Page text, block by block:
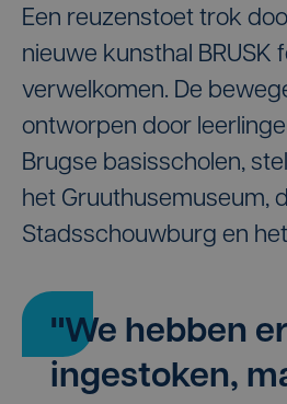
Een reuzenstoet trok
nieuwe kunsthal BRUSK
verwelkomen. De
ontworpen door
Brugse basisscholen,
het Gruuthusemuseum,
Stadsschouwburg en
"We hebben
ingestoken,